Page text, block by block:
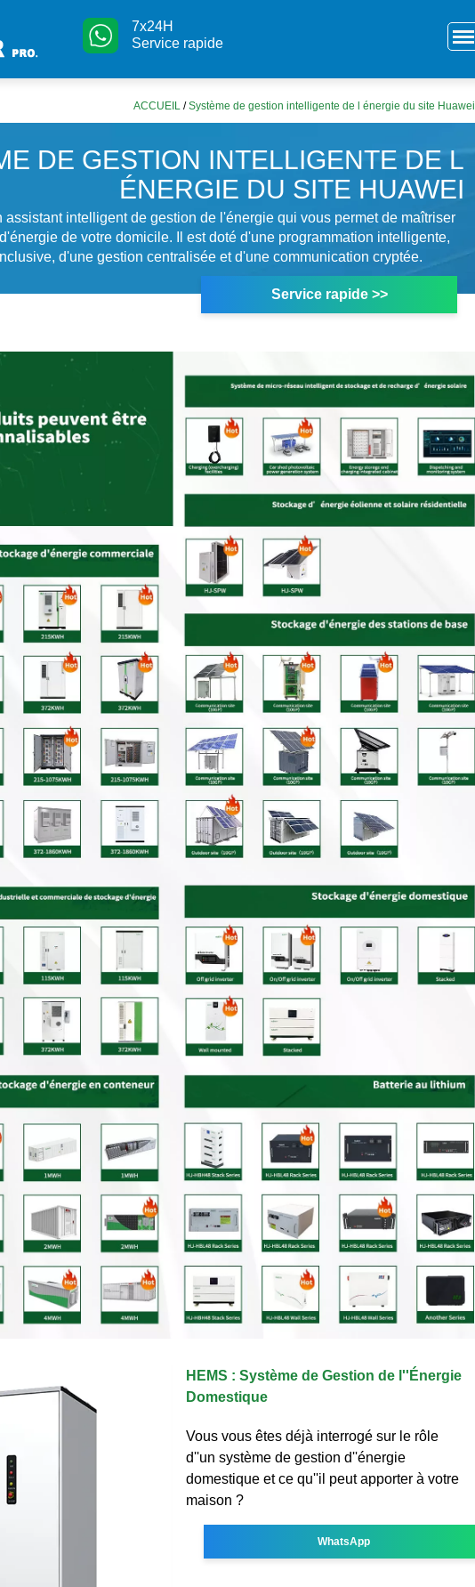
7x24H
Service rapide
ACCUEIL /Système de gestion intelligente de l énergie du site Huawei
DE GESTION INTELLIGENTE DE L
ÉNERGIE DU SITE HUAWEI
assistant intelligent de gestion de l'énergie qui vous permet de maîtriser
de votre domicile. Il est doté d'une programmation intelligente,
d'une gestion centralisée et d'une communication cryptée.
Service rapide >>
HEMS : Système de Gestion de l''Énergie
Domestique
Vous vous êtes déjà interrogé sur le rôle
d''un système de gestion d''énergie
domestique et ce qu''il peut apporter à votre
maison ?
WhatsApp